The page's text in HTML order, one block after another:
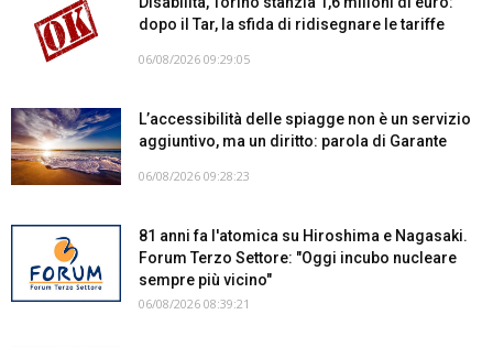
dopo il Tar, la sfida di ridisegnare le tariffe
06/08/2026 09:29:05
L’accessibilità delle spiagge non è un servizio
aggiuntivo, ma un diritto: parola di Garante
06/08/2026 09:28:23
81 anni fa l'atomica su Hiroshima e Nagasaki.
Forum Terzo Settore: "Oggi incubo nucleare
sempre più vicino"
06/08/2026 08:39:21